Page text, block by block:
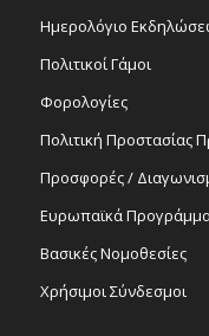
Ημερολόγιο
Πολιτικοί Γάμοι
Φορολογίες
Πολιτική
Προσφορές /
Ευρωπαϊκά
Βασικές Νομοθεσίες
Χρήσιμοι Σύνδεσμοι